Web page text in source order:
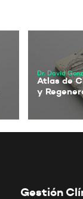
Dr. David
Atlas de
y
Zona
Gestión